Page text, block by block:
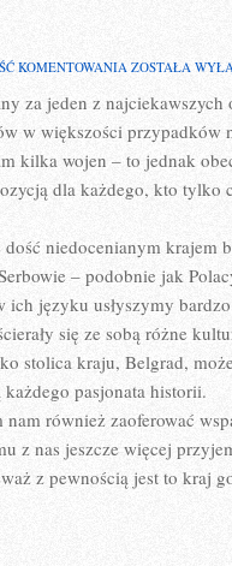
KOMENTOWANIA POZNAJ
CZECH
ZOSTAŁA
za jeden z
w większości przypadków
kilka wojen – to jednak
dla każdego, kto tylko
niedocenianym krajem
– podobnie jak
języku usłyszymy
się ze sobą różne
stolica kraju, Belgrad,
pasjonata historii.
również zaoferować
z nas jeszcze więcej
z pewnością jest to kraj